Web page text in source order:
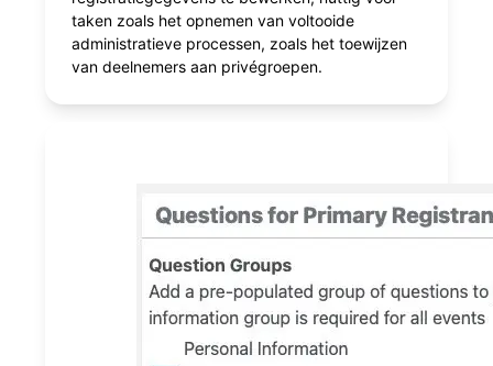
taken zoals het opnemen van voltooide
administratieve processen, zoals het toewijzen
van deelnemers aan privégroepen.